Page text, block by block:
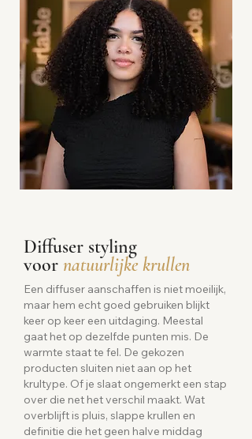
Diffuser styling
voor natuurlijke krullen
Een diffuser aanschaffen is niet moeilijk,
maar hem echt goed gebruiken blijkt
keer op keer een uitdaging. Meestal
gaat het op dezelfde punten mis. De
warmte staat te fel. De gekozen
producten sluiten niet aan op het
krultype. Of je slaat ongemerkt een stap
over die net het verschil maakt. Wat
overblijft is pluis, slappe krullen en
definitie die het geen halve middag